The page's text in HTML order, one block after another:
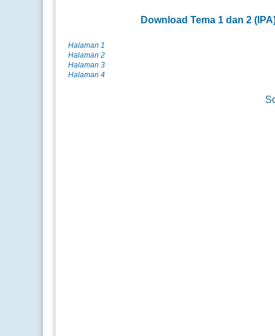
Download Tema 1 dan 2 ( IPA
Halaman 1
Halaman 2
Halaman 3
Halaman 4